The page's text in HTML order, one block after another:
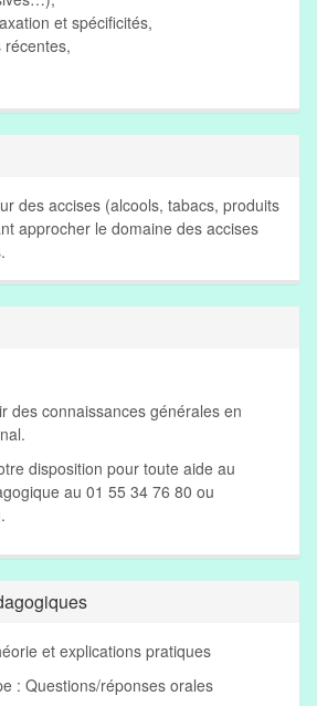
et spécificités,
récentes,
des accises (alcools, tabacs, produits
approcher le domaine des accises
des connaissances générales en
disposition pour toute aide au
au 01 55 34 76 80 ou
.
et explications pratiques
: Questions/réponses orales